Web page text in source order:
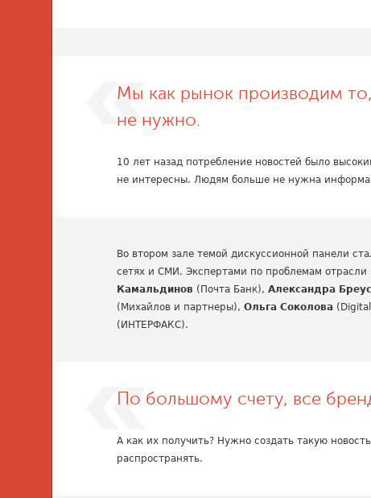
Мы как рынок производим
не нужно.
10 лет назад потребление новостей было
не интересны. Людям больше не нужна
Во втором зале темой дискуссионной панели
сетях и СМИ. Экспертами по проблемам отрасли
Камальдинов (Почта Банк),Александра Бреус
(Михайлов и партнеры),Ольга Соколова
(ИНТЕРФАКС).
По большому счету, все
А как их получить? Нужно создать такую
распространять.